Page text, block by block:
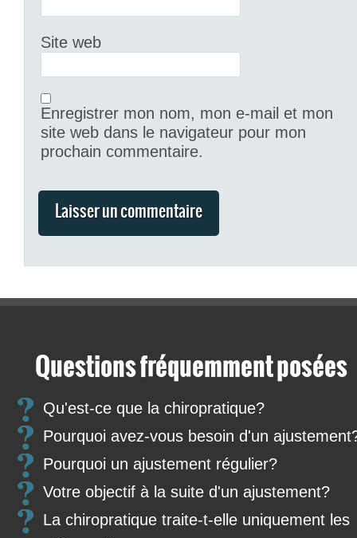
Site web
Enregistrer mon nom, mon e-mail et mon
site web dans le navigateur pour mon
prochain commentaire.
Questions fréquemment posées
Qu'est-ce que la chiropratique?
Pourquoi avez-vous besoin d'un
Pourquoi un ajustement régulier?
Votre objectif à la suite d'un ajustement?
La chiropratique traite-t-elle uniquement les